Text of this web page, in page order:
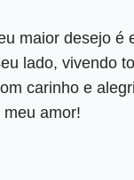
maior desejo é
lado, vivendo
carinho e
amor!